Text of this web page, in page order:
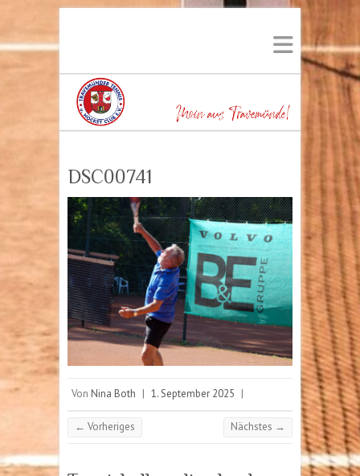
DSC00741
Von Nina Both | 1. September 2025 |
← Vorheriges Nächstes →